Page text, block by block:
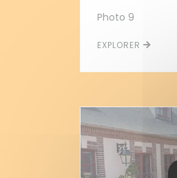
Photo 9
EXPLORER